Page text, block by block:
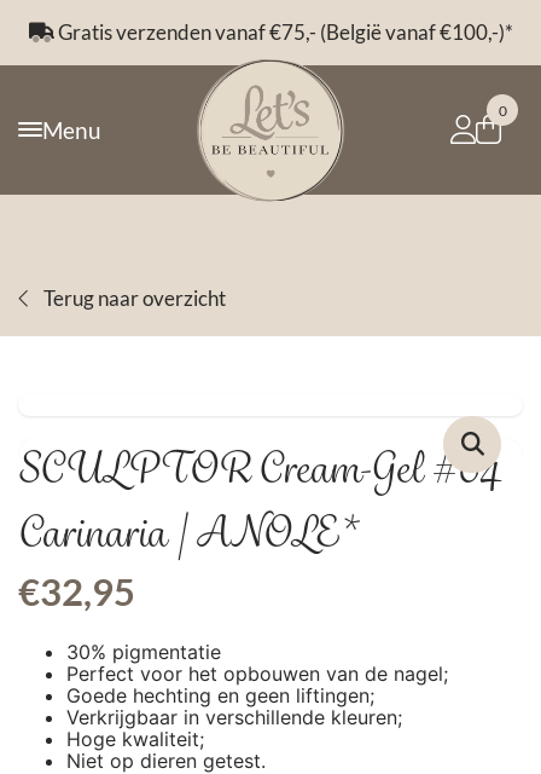
Gratis verzenden vanaf €75,- (België vanaf €100,-)*
Menu
0
Terug naar overzicht
SCULPTOR Cream-Gel #04
Carinaria | ANOLE*
€32,95
30% pigmentatie
Perfect voor het opbouwen van de nagel;
Goede hechting en geen liftingen;
Verkrijgbaar in verschillende kleuren;
Hoge kwaliteit;
Niet op dieren getest.